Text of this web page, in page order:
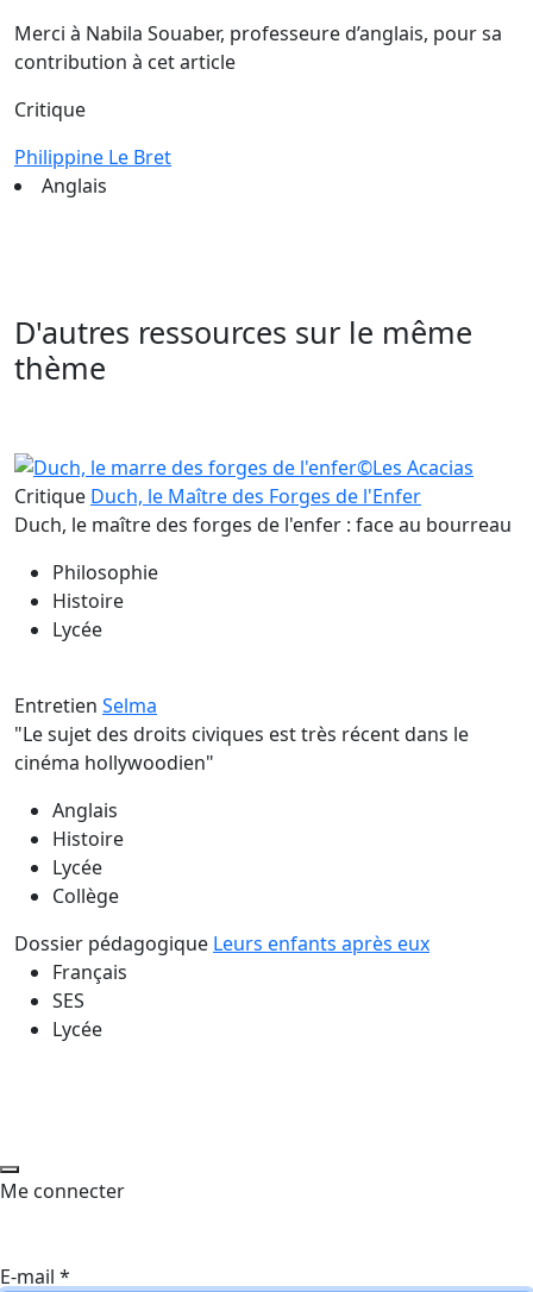
Merci à Nabila Souaber, professeure d’anglais, pour sa
contribution à cet article
Critique
Philippine Le Bret
Anglais
D'autres ressources sur le même
thème
Critique Duch, le Maître des Forges de l'Enfer
Duch, le maître des forges de l'enfer : face au bourreau
Philosophie
Histoire
Lycée
Entretien Selma
"Le sujet des droits civiques est très récent dans le
cinéma hollywoodien"
Anglais
Histoire
Lycée
Collège
Dossier pédagogique Leurs enfants après eux
Français
SES
Lycée
Me connecter
E-mail *